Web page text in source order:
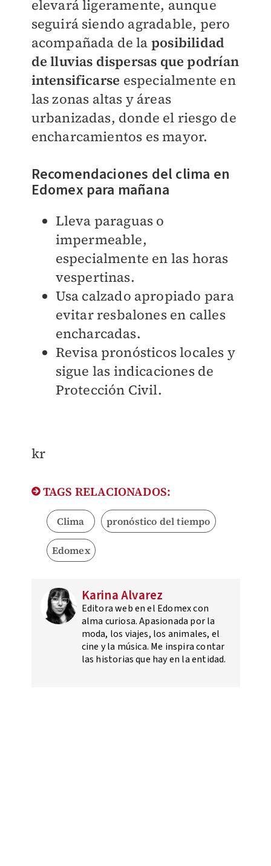
elevará ligeramente, aunque
seguirá siendo agradable, pero
acompañada de la posibilidad
de lluvias dispersas que podrían
intensificarse especialmente en
las zonas altas y áreas
urbanizadas, donde el riesgo de
encharcamientos es mayor.
Recomendaciones del clima en
Edomex para mañana
Lleva paraguas o
impermeable,
especialmente en las horas
vespertinas.
Usa calzado apropiado para
evitar resbalones en calles
encharcadas.
Revisa pronósticos locales y
sigue las indicaciones de
Protección Civil.
kr
TAGS RELACIONADOS:
Clima pronóstico del tiempo
Edomex
Karina Alvarez
Editora web en el Edomex con
alma curiosa. Apasionada por la
moda, los viajes, los animales, el
cine y la música. Me inspira contar
las historias que hay en la entidad.